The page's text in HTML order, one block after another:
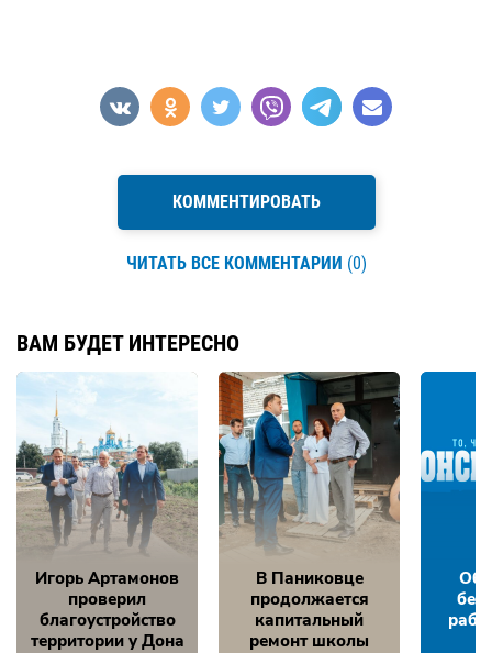
КОММЕНТИРОВАТЬ
ЧИТАТЬ ВСЕ КОММЕНТАРИИ (0)
ВАМ БУДЕТ ИНТЕРЕСНО
Игорь Артамонов
проверил
благоустройство
территории у Дона
В Паниковце
продолжается
капитальный
ремонт школы